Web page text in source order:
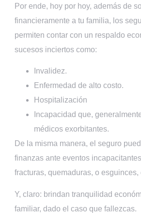
Por ende, hoy por hoy, además de
financieramente a tu familia, los
permiten contar con un respaldo
sucesos inciertos como:
Invalidez.
Enfermedad de alto costo.
Hospitalización
Incapacidad que,
médicos exorbitantes.
De la misma manera, el seguro
finanzas ante eventos
fracturas, quemaduras, o esguinces,
Y, claro: brindan tranquilidad
familiar, dado el caso que fallezcas.